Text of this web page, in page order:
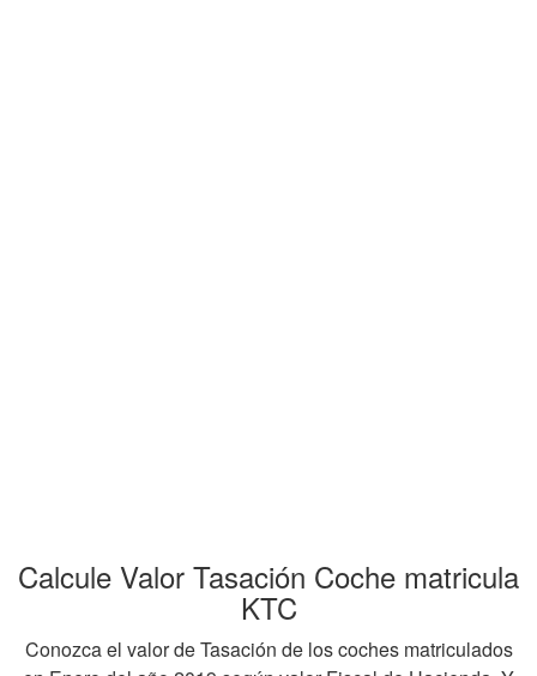
Calcule Valor Tasación Coche matricula
KTC
Conozca el valor de Tasación de los coches matriculados